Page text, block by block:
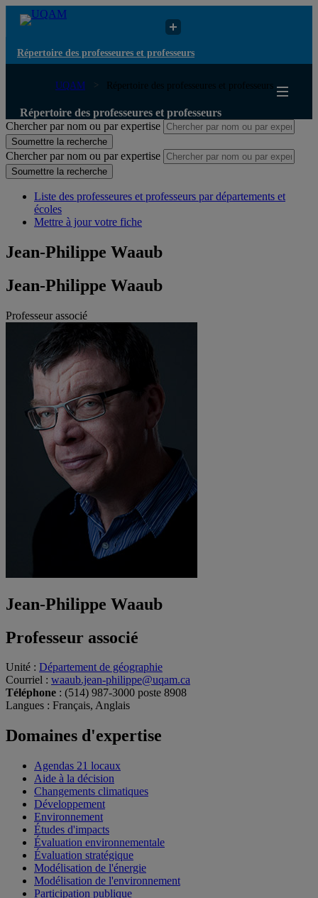
Répertoire des professeures et professeurs
UQAM Répertoire des professeures et professeurs
Répertoire des professeures et professeurs
Chercher par nom ou par expertise
Soumettre la recherche
Chercher par nom ou par expertise
Soumettre la recherche
Liste des professeures et professeurs par départements et
écoles
Mettre à jour votre fiche
Jean-Philippe Waaub
Jean-Philippe Waaub
Professeur associé
Jean-Philippe Waaub
Professeur associé
Unité : Département de géographie
Courriel : waaub.jean-philippe@uqam.ca
Téléphone : (514) 987-3000 poste 8908
Langues : Français, Anglais
Domaines d'expertise
Agendas 21 locaux
Aide à la décision
Changements climatiques
Développement
Environnement
Études d'impacts
Évaluation environnementale
Évaluation stratégique
Modélisation de l'énergie
Modélisation de l'environnement
Participation publique